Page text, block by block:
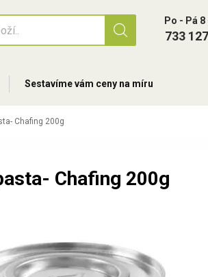
Po - Pá 8
733
Sestavíme vám ceny na míru
Chafing 200g
Chafing 200g